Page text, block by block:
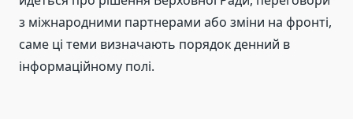
з міжнародними партнерами або зміни на фронті,
саме ці теми визначають порядок денний в
інформаційному полі.